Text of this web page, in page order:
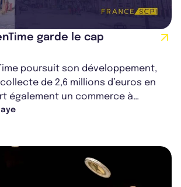
garde le cap
poursuit son développement,
de 2,6 millions d’euros en
également un commerce à
une plateforme logisti...